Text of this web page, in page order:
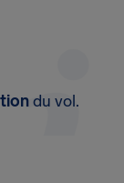
du vol.